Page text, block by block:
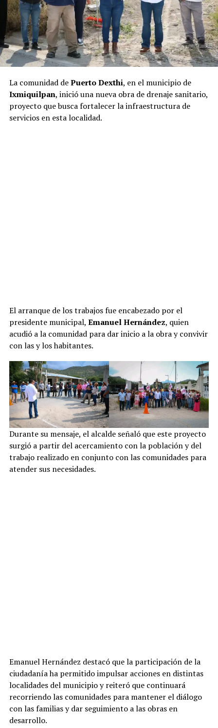
La comunidad dePuerto Dexthi, en el municipio de
Ixmiquilpan, inició una nueva obra de drenaje sanitario,
proyecto que busca fortalecer la infraestructura de
servicios en esta localidad.
El arranque de los trabajos fue encabezado por el
presidente municipal, Emanuel Hernández, quien
acudió a la comunidad para dar inicio a la obra y convivir
con las y los habitantes.
Durante su mensaje, el alcalde señaló que este proyecto
surgió a partir del acercamiento con la población y del
trabajo realizado en conjunto con las comunidades para
atender sus necesidades.
Emanuel Hernández destacó que la participación de la
ciudadanía ha permitido impulsar acciones en distintas
localidades del municipio y reiteró que continuará
recorriendo las comunidades para mantener el diálogo
con las familias y dar seguimiento a las obras en
desarrollo.